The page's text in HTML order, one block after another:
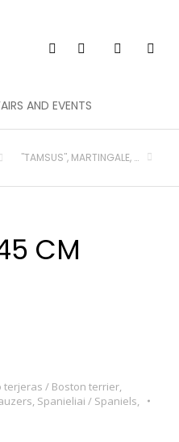
AND EVENTS
"TAMSUS", MARTINGALE, KA 40-50 CM
CM
terjeras / Boston terrier,
, Spanieliai / Spaniels,